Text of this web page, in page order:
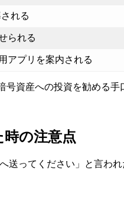
れる
られる
アプリを案内される
資産への投資を勧める手
の注意点
ってください」と言われ